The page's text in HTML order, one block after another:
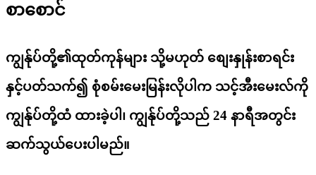
စာစောင်
ကျွန်ုပ်တို့၏ထုတ်ကုန်များ သို့မဟုတ် စျေးနှုန်းစာရင်း
နှင့်ပတ်သက်၍ စုံစမ်းမေးမြန်းလိုပါက သင့်အီးမေးလ်ကို
ကျွန်ုပ်တို့ထံ ထားခဲ့ပါ၊ ကျွန်ုပ်တို့သည် 24 နာရီအတွင်း
ဆက်သွယ်ပေးပါမည်။